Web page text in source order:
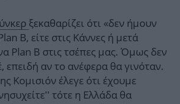
ξεκαθαρίζει ότι «δεν ήμουν
B, είτε στις Κάννες ή μετά
Plan B στις τσέπες μας. Όμως δεν
επειδή αν το ανέφερα θα γινόταν.
Κομισιόν έλεγε ότι έχουμε
τότε η Ελλάδα θα